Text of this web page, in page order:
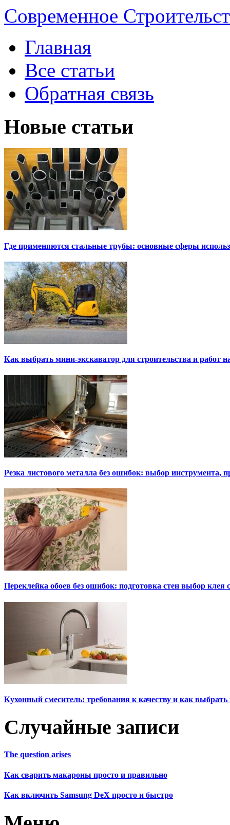
Современное
Главная
Все статьи
Обратная связь
Новые статьи
Где применяются стальные трубы: основные сферы
Как выбрать мини-экскаватор для строительства и работ
Резка листового металла без ошибок: выбор инструмента,
Переклейка обоев без ошибок: подготовка стен выбор клея
Кухонный смеситель: требования к качеству и как
Случайные записи
The question arises
Как сварить макароны просто и правильно
Как включить Samsung DeX просто и быстро